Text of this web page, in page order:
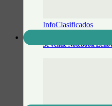
InfoClasificados
Se vende Notebook